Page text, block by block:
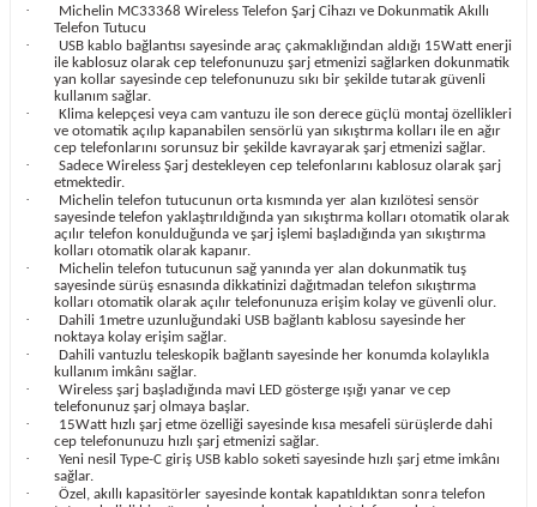
·
Michelin MC33368 Wireless Telefon Şarj Cihazı ve Dokunmatik Akıllı
Telefon Tutucu
·
USB kablo bağlantısı sayesinde araç çakmaklığından aldığı 15Watt enerji
ile kablosuz olarak cep telefonunuzu şarj etmenizi sağlarken dokunmatik
yan kollar sayesinde cep telefonunuzu sıkı bir şekilde tutarak güvenli
kullanım sağlar.
·
Klima kelepçesi veya cam vantuzu ile son derece güçlü montaj özellikleri
ve otomatik açılıp kapanabilen sensörlü yan sıkıştırma kolları ile en ağır
cep telefonlarını sorunsuz bir şekilde kavrayarak şarj etmenizi sağlar.
·
Sadece Wireless Şarj destekleyen cep telefonlarını kablosuz olarak şarj
etmektedir.
·
Michelin telefon tutucunun orta kısmında yer alan kızılötesi sensör
sayesinde telefon yaklaştırıldığında yan sıkıştırma kolları otomatik olarak
açılır telefon konulduğunda ve şarj işlemi başladığında yan sıkıştırma
kolları otomatik olarak kapanır.
·
Michelin telefon tutucunun sağ yanında yer alan dokunmatik tuş
sayesinde sürüş esnasında dikkatinizi dağıtmadan telefon sıkıştırma
kolları otomatik olarak açılır telefonunuza erişim kolay ve güvenli olur.
·
Dahili 1metre uzunluğundaki USB bağlantı kablosu sayesinde her
noktaya kolay erişim sağlar.
·
Dahili vantuzlu teleskopik bağlantı sayesinde her konumda kolaylıkla
kullanım imkânı sağlar.
·
Wireless şarj başladığında mavi LED gösterge ışığı yanar ve cep
telefonunuz şarj olmaya başlar.
·
15Watt hızlı şarj etme özelliği sayesinde kısa mesafeli sürüşlerde dahi
cep telefonunuzu hızlı şarj etmenizi sağlar.
·
Yeni nesil Type-C giriş USB kablo soketi sayesinde hızlı şarj etme imkânı
sağlar.
·
Özel, akıllı kapasitörler sayesinde kontak kapatıldıktan sonra telefon